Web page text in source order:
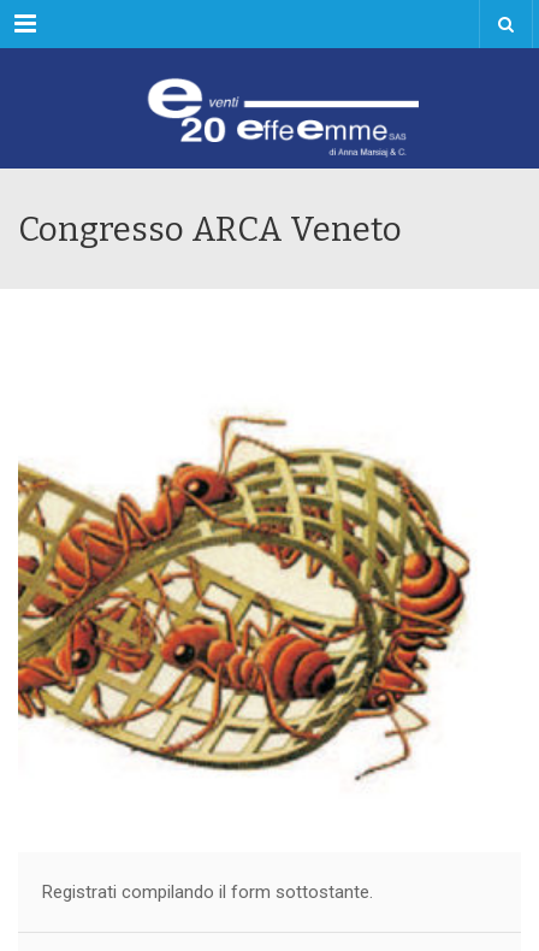
Menu
Congresso ARCA Veneto
Registrati compilando il form sottostante.